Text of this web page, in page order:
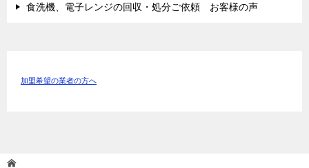
食洗機、電子レンジの回収・処分ご依頼 お客様の声
加盟希望の業者の方へ